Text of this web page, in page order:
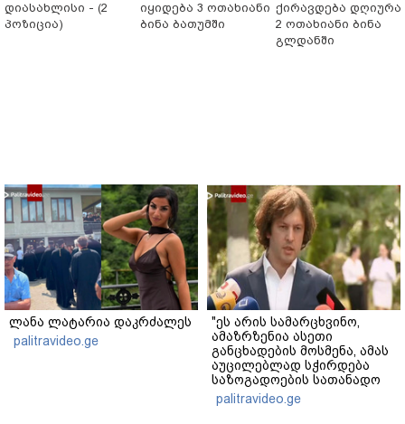
დიასახლისი - (2
პოზიცია)
იყიდება 3 ოთახიანი
ბინა ბათუმში
ქირავდება
2 ოთახიანი ბინა
გლდანში
ლანა ლატარია დაკრძალეს
palitravideo.ge
"ეს არის სამარცხვინო,
ამაზრზენია ასეთი
განცხადების მოსმენა, ამას
აუცილებლად სჭირდება
საზოგადოების სათანადო
რეაქცია" - ირაკლი
კობახიძე
palitravideo.ge